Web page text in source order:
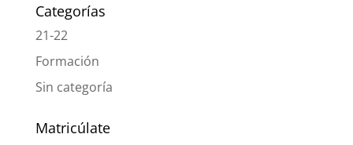
Categorías
21-22
Formación
Sin categoría
Matricúlate